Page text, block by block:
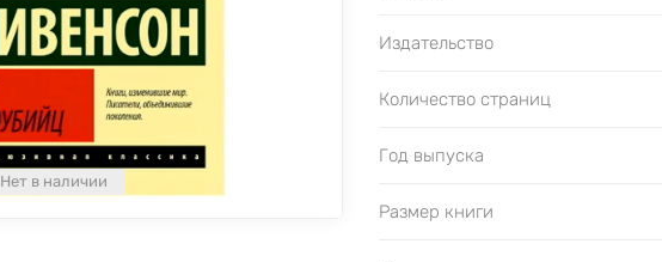
Нет в наличии
Издательство
Количество страниц
Год выпуска
Размер книги